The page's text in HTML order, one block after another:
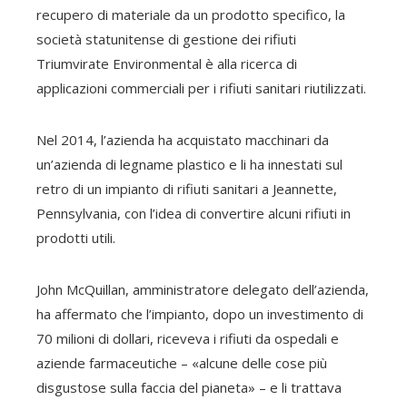
recupero di materiale da un prodotto specifico, la
società statunitense di gestione dei rifiuti
Triumvirate Environmental è alla ricerca di
applicazioni commerciali per i rifiuti sanitari riutilizzati.
Nel 2014, l’azienda ha acquistato macchinari da
un’azienda di legname plastico e li ha innestati sul
retro di un impianto di rifiuti sanitari a Jeannette,
Pennsylvania, con l’idea di convertire alcuni rifiuti in
prodotti utili.
John McQuillan, amministratore delegato dell’azienda,
ha affermato che l’impianto, dopo un investimento di
70 milioni di dollari, riceveva i rifiuti da ospedali e
aziende farmaceutiche – «alcune delle cose più
disgustose sulla faccia del pianeta» – e li trattava